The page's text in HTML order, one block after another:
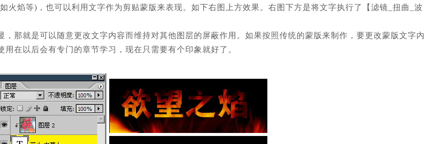
火焰等)，也可以利用文字作为剪贴蒙版来表现。如下右图上方效果。右图下方是将文字执行了【滤镜_扭曲_波
，那就是可以随意更改文字内容而维持对其他图层的屏蔽作用。如果按照传统的蒙版来制作，要更改蒙版文字内
在以后会有专门的章节学习，现在只需要有个印象就好了。